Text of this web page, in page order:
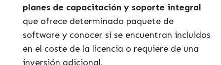
planes de capacitación y soporte integral
que ofrece determinado paquete de
software y conocer si se encuentran incluidos
en el coste de la licencia o requiere de una
inversión adicional.